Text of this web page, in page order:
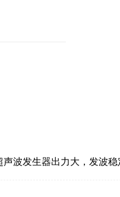
声波发生器出力大，发波